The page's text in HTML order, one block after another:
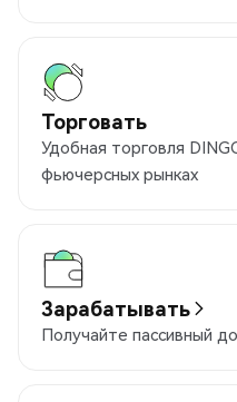
Торговать
Удобная торговля
фьючерсных рынках
Зарабатывать
Получайте пассивный